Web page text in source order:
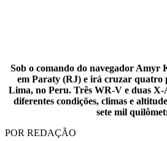
Sob o comando do navegador Amyr
em Paraty (RJ) e irá cruzar quatro
Lima, no Peru. Três WR-V e duas
diferentes condições, climas e
sete mil
POR REDAÇÃO